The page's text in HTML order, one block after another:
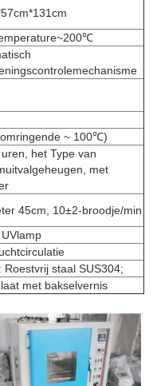
~ 100℃)
het Type van
met
45cm, 10±2-broodje/min
Roestvrij staal SUS304;
met bakselvernis